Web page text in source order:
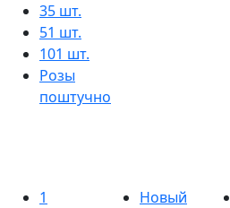
35 шт.
51 шт.
101 шт.
Розы
поштучно
1
Новый